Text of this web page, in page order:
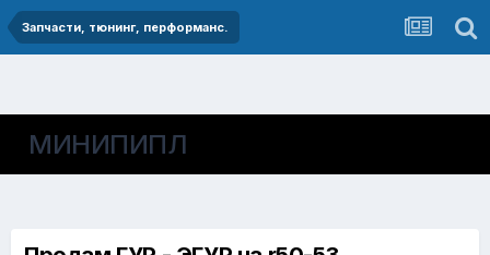
Запчасти, тюнинг, перформанс.
МИНИПИПЛ